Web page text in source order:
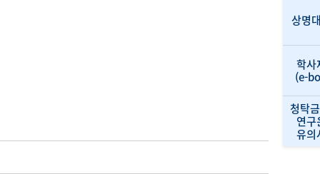
상명
학사
(e-
청탁
연구
유의